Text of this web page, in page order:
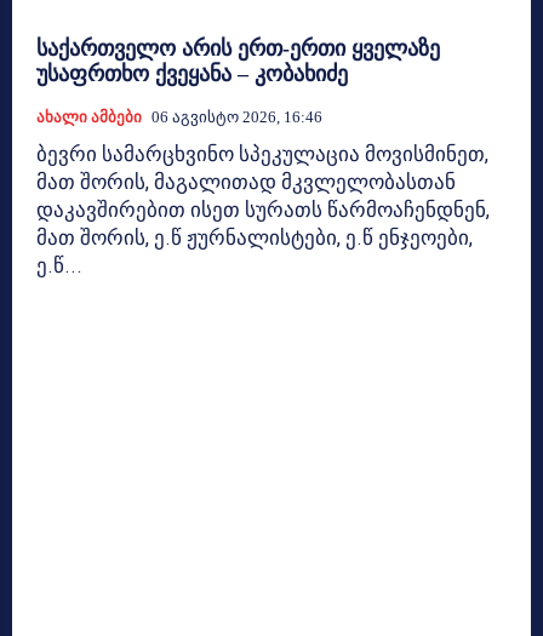
საქართველო არის ერთ-ერთი ყველაზე
უსაფრთხო ქვეყანა – კობახიძე
Ახალი Ამბები 06 Აგვისტო 2026, 16:46
ბევრი სამარცხვინო სპეკულაცია მოვისმინეთ,
მათ შორის, მაგალითად მკვლელობასთან
დაკავშირებით ისეთ სურათს წარმოაჩენდნენ,
მათ შორის, ე.წ ჟურნალისტები, ე.წ ენჯეოები,
ე.წ...